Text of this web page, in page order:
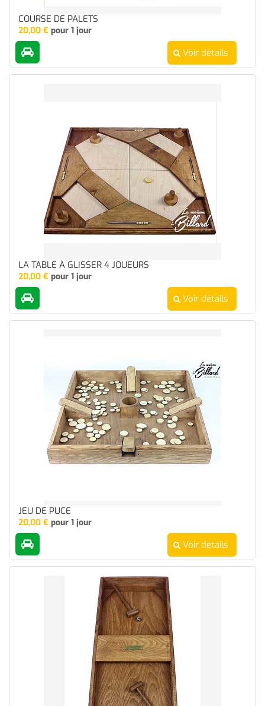
COURSE DE PALETS
20,00 € pour 1 jour
Voir détails
LA TABLE À GLISSER 4 JOUEURS
20,00 € pour 1 jour
Voir détails
JEU DE PUCE
20,00 € pour 1 jour
Voir détails